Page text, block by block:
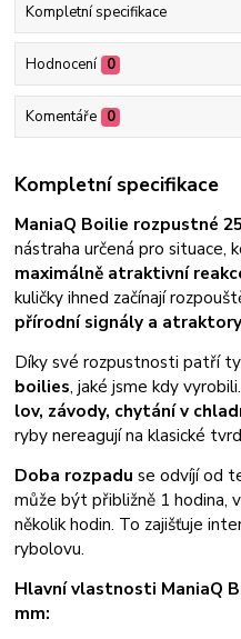
Kompletní specifikace
Hodnocení 0
Komentáře 0
Kompletní specifikace
ManiaQ Boilie rozpustné
nástraha určená pro situace,
maximálně atraktivní
kuličky ihned začínají
přírodní signály a
Díky své rozpustnosti patří
boilies, jaké jsme kdy
lov, závody, chytání v
ryby nereagují na klasické
Doba rozpadu se odvíjí od
může být přibližně 1 hodina,
několik hodin. To zajišťuje
rybolovu.
Hlavní vlastnosti ManiaQ
mm: